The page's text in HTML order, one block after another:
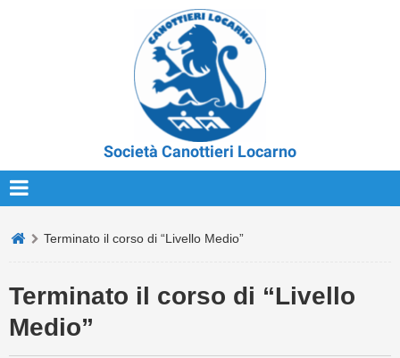
Società Canottieri Locarno
Terminato il corso di “Livello Medio”
Terminato il corso di “Livello
Medio”